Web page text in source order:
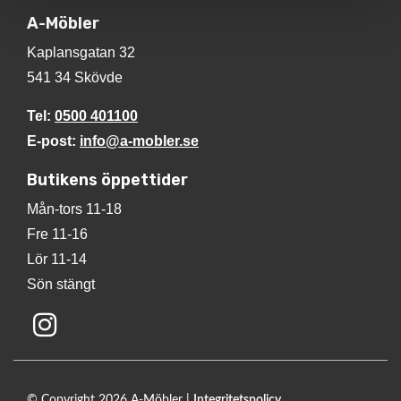
A-Möbler
Kaplansgatan 32
541 34 Skövde
Tel: 0500 401100
E-post: info@a-mobler.se
Butikens öppettider
Mån-tors 11-18
Fre 11-16
Lör 11-14
Sön stängt